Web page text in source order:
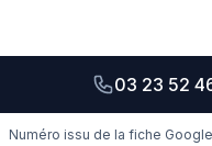
03 23 52
Numéro issu de la fiche